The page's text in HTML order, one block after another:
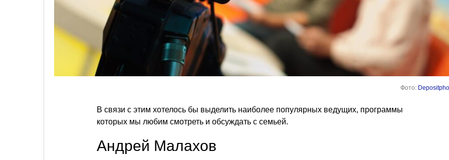
Фото:
В связи с этим хотелось бы выделить наиболее популярных ведущих, программы
которых мы любим смотреть и обсуждать с семьей.
Андрей Малахов